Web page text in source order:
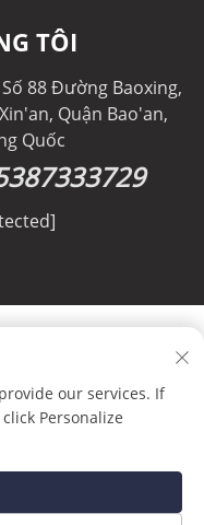
TÔI
88 Đường Baoxing,
Quận Bao'an,
Quốc
Co., Limited. Bảo
our services. If
Personalize